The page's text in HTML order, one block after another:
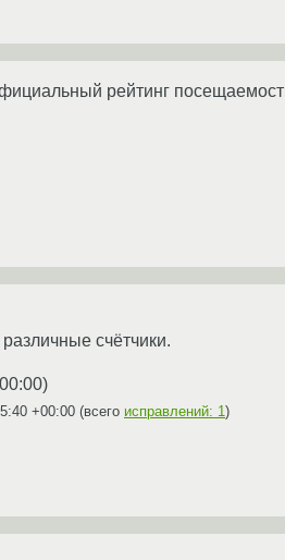
рейтинг
счётчики.
)
+00:00 (всего исправлений: 1 )